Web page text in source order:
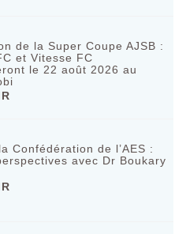
de la Super Coupe AJSB :
et Vitesse FC
le 22 août 2026 au
Confédération de l’AES :
avec Dr Boukary